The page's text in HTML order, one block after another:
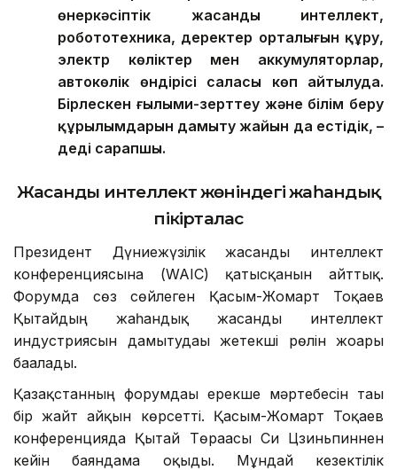
өнеркәсіптік жасанды интеллект,
робототехника, деректер орталығын құру,
электр көліктер мен аккумуляторлар,
автокөлік өндірісі саласы көп айтылуда.
Бірлескен ғылыми-зерттеу және білім беру
құрылымдарын дамыту жайын да естідік, –
деді сарапшы.
Жасанды интеллект жөніндегі жаһандық
пікірталас
Президент Дүниежүзілік жасанды интеллект
конференциясына (WAIC) қатысқанын айттық.
Форумда сөз сөйлеген Қасым-Жомарт Тоқаев
Қытайдың жаһандық жасанды интеллект
индустриясын дамытудағы жетекші рөлін жоғары
бағалады.
Қазақстанның форумдағы ерекше мәртебесін тағы
бір жайт айқын көрсетті. Қасым-Жомарт Тоқаев
конференцияда Қытай Төрағасы Си Цзиньпиннен
кейін баяндама оқыды. Мұндай кезектілік